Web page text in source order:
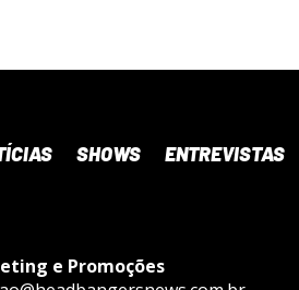
SHOWS ENTREVISTAS
e Promoções